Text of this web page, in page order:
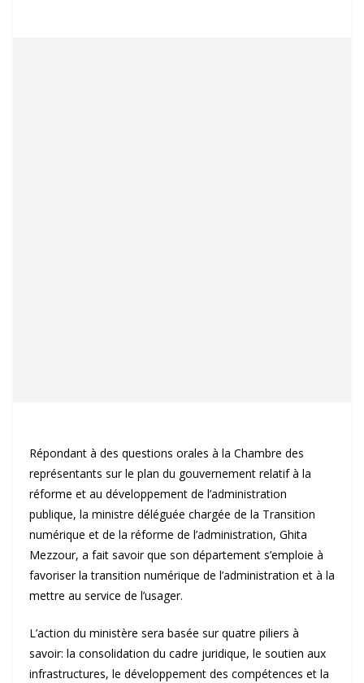
Répondant à des questions orales à la Chambre des
représentants sur le plan du gouvernement relatif à la
réforme et au développement de l’administration
publique, la ministre déléguée chargée de la Transition
numérique et de la réforme de l’administration, Ghita
Mezzour, a fait savoir que son département s’emploie à
favoriser la transition numérique de l’administration et à la
mettre au service de l’usager.
L’action du ministère sera basée sur quatre piliers à
savoir: la consolidation du cadre juridique, le soutien aux
infrastructures, le développement des compétences et la